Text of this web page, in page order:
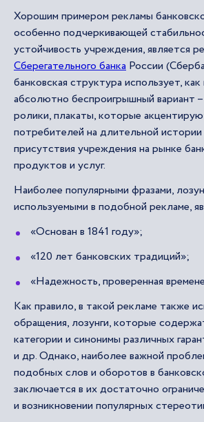
Хорошим примером рекламы
особенно подчеркивающей
устойчивость учреждения, является
Сберегательного банка России
банковская структура использует,
абсолютно беспроигрышный вариант
ролики, плакаты, которые
потребителей на длительной истории
присутствия учреждения на рынке
продуктов и услуг.
Наиболее популярными фразами,
используемыми в подобной рекламе,
«Основан в 1841 году»;
«120 лет банковских традиций»;
«Надежность, проверенная
Как правило, в такой рекламе также
обращения, лозунги, которые
категории и синонимы различных
и др. Однако, наиболее важной
подобных слов и оборотов в
заключается в их достаточно
и возникновении популярных